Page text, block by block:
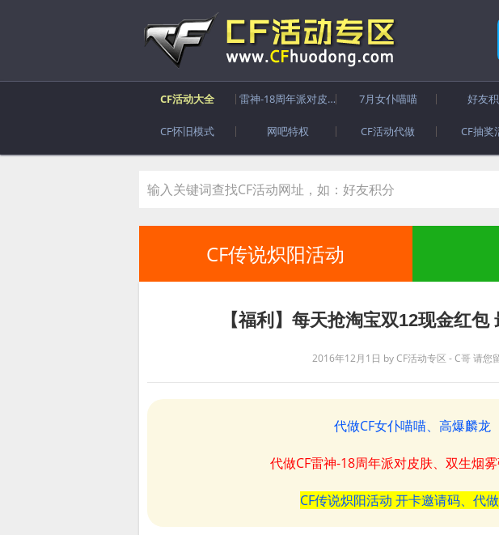
CF活动大全 雷神-18周年派对皮肤 7月女仆喵喵 好友
CF怀旧模式 网吧特权 CF活动代做 CF抽奖
CF传说炽阳活动
【福利】每天抢淘宝双12现金红包
2016年12月1日 byCF活动专区 - C哥请您
代做CF女仆喵喵、高爆麟龙
代做CF雷神-18周年派对皮肤、双生烟
CF传说炽阳活动 开卡邀请码、代